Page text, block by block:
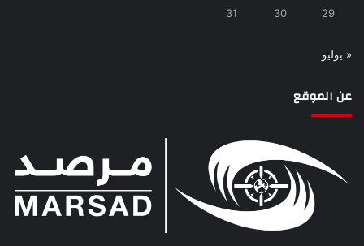
29
30
31
« يوليو
عن الموقع